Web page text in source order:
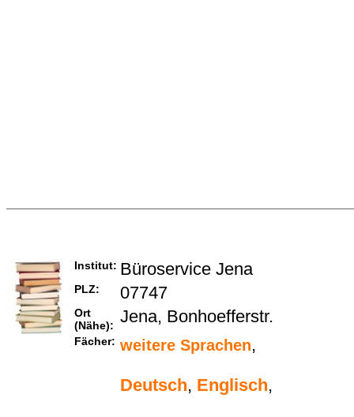
Institut: Büroservice Jena
PLZ: 07747
Ort
(Nähe): Jena, Bonhoefferstr.
Fächer: weitere Sprachen,
Deutsch, Englisch,